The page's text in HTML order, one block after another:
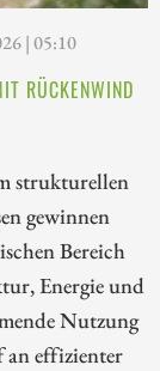
| 05:10
RÜCKENWIND
strukturellen
gewinnen
Bereich
Energie und
Nutzung
an effizienter